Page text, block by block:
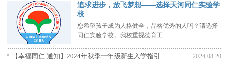
追求进步，放飞梦想——选择天河同仁实验学
校
您希望孩子成为人格健全，品格优秀的人吗？请选择
同仁实验学校。我校重视德育工...
【幸福同仁·通知】2024年秋季一年级新生入学指引 2024-08-20